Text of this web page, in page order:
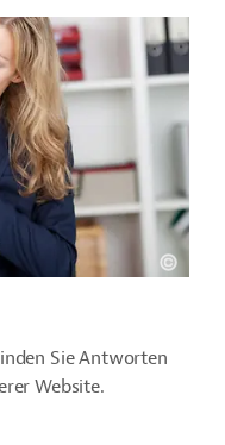
Sie Antworten
Website.